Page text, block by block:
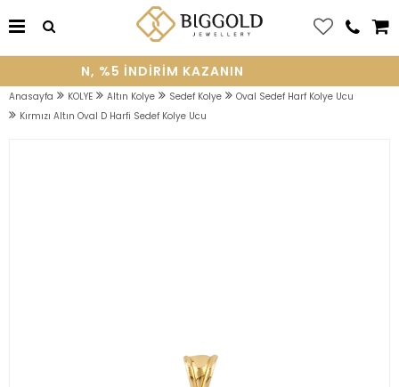
OLUN, %5 INDIRIM KAZANIN
Anasayfa KOLYE Altın Kolye Sedef Kolye
Oval Sedef Harf Kolye Ucu
Kırmızı Altın Oval D Harfi Sedef Kolye Ucu